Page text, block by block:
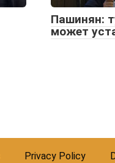
Пашинян:
может
Privacy Policy